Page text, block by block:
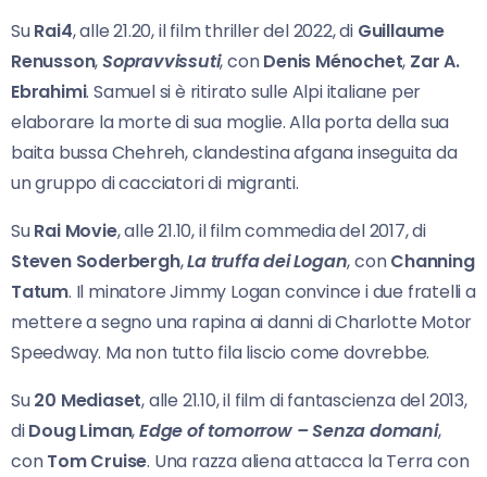
SuRai4, alle 21.20, il film thriller del 2022, di Guillaume
Renusson,Sopravvissuti, conDenis Ménochet, Zar A.
Ebrahimi. Samuel si è ritirato sulle Alpi italiane per
elaborare la morte di sua moglie. Alla porta della sua
baita bussa Chehreh, clandestina afgana inseguita da
un gruppo di cacciatori di migranti.
SuRai Movie, alle 21.10, il film commedia del 2017, di
Steven Soderbergh,La truffa dei Logan, conChanning
Tatum. Il minatore Jimmy Logan convince i due fratelli a
mettere a segno una rapina ai danni di Charlotte Motor
Speedway. Ma non tutto fila liscio come dovrebbe.
Su20 Mediaset, alle 21.10, il film di fantascienza del 2013,
diDoug Liman,Edge of tomorrow –Senza domani,
conTom Cruise. Una razza aliena attacca la Terra con